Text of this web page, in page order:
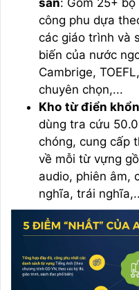
công phu dựa
các giáo trình và
biến của nước
Cambrige,
chuyên chọn,...
Kho từ điển
dùng tra cứu
chóng, cung cấp
về mỗi từ vựng
audio, phiên âm,
nghĩa, trái